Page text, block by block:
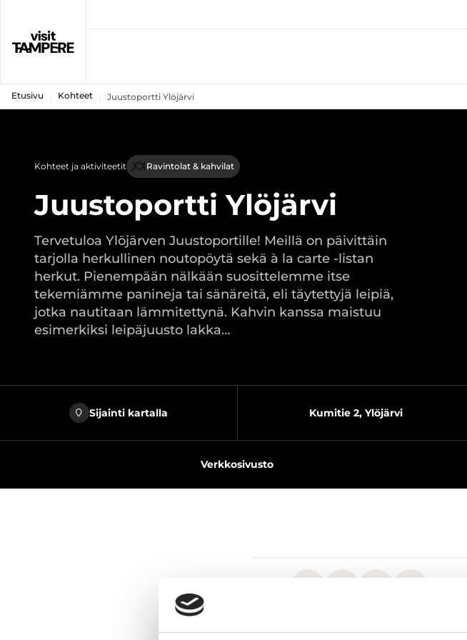
Etusivu Kohteet Juustoportti Ylöjärvi
Kohteet ja aktiviteetit Ravintolat & kahvilat
Juustoportti Ylöjärvi
Tervetuloa Ylöjärven Juustoportille! Meillä on päivittäin
tarjolla herkullinen noutopöytä sekä à la carte -listan
herkut. Pienempään nälkään suosittelemme itse
tekemiämme panineja tai sänäreitä, eli täytettyjä leipiä,
jotka nautitaan lämmitettynä. Kahvin kanssa maistuu
esimerkiksi leipäjuusto lakka…
Sijainti kartalla Kumitie 2, Ylöjärvi
Verkkosivusto